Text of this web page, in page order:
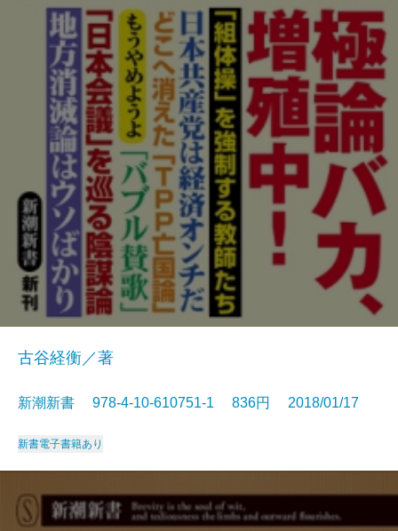
古谷経衡／著
新潮新書 978-4-10-610751-1 836円 2018/01/17
新書電子書籍あり